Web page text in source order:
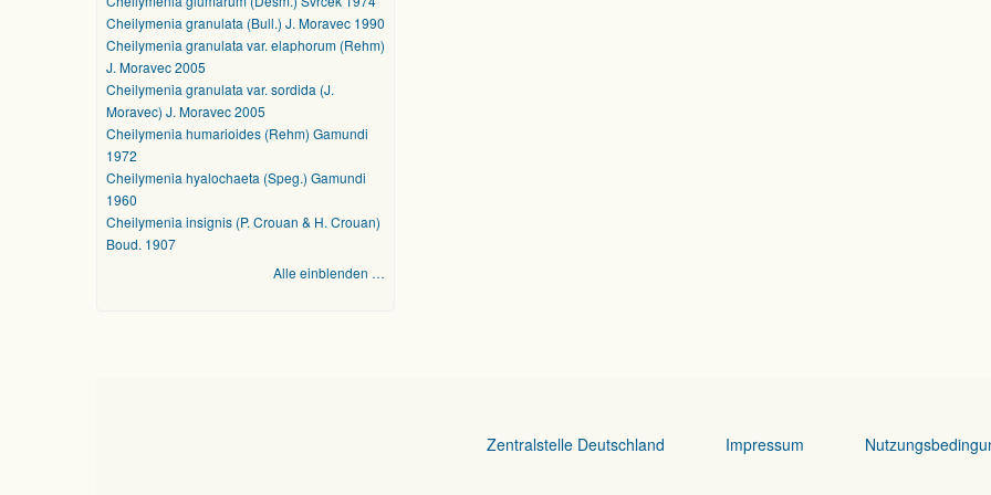
Cheilymenia granulata (Bull.) J. Moravec 1990
Cheilymenia granulata var. elaphorum (Rehm)
J. Moravec 2005
Cheilymenia granulata var. sordida (J.
Moravec) J. Moravec 2005
Cheilymenia humarioides (Rehm) Gamundi
1972
Cheilymenia hyalochaeta (Speg.) Gamundi
1960
Cheilymenia insignis (P. Crouan & H. Crouan)
Boud. 1907
Alle einblenden …
Zentralstelle Deutschland Impressum